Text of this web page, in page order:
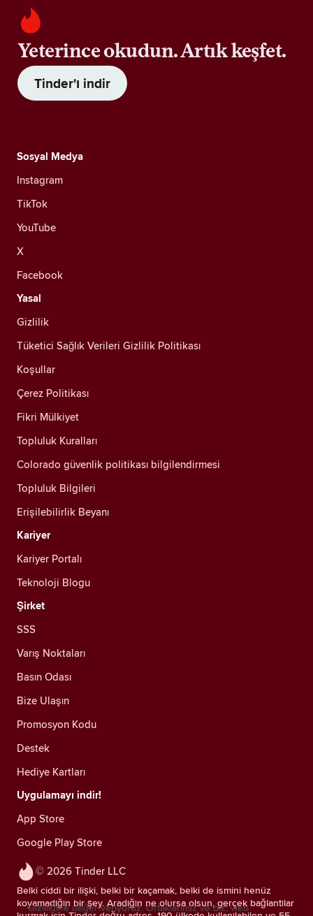
Yeterince okudun. Artık keşfet.
Tinder'ı indir
© 2026 Tinder LLC
Belki ciddi bir ilişki, belki bir kaçamak, belki de ismini henüz
koyamadığın bir şey. Aradığın ne olursa olsun, gerçek bağlantılar
Sosyal Medya
Instagram
TikTok
YouTube
X
Facebook
Yasal
Gizlilik
Tüketici Sağlık Verileri Gizlilik Politikası
Koşullar
Çerez Politikası
Fikri Mülkiyet
Topluluk Kuralları
Colorado güvenlik politikası bilgilendirmesi
Topluluk Bilgileri
Erişilebilirlik Beyanı
Kariyer
Kariyer Portalı
Teknoloji Blogu
Şirket
SSS
Varış Noktaları
Basın Odası
Bize Ulaşın
Promosyon Kodu
Destek
Hediye Kartları
Uygulamayı indir!
App Store
Google Play Store
Gizliliğine değer veriyoruz. Ortaklarımız ve biz; web